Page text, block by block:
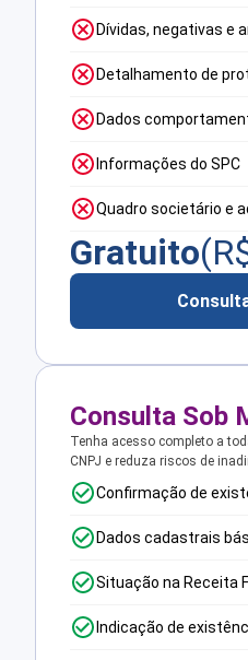
Dívidas, negativas e
Detalhamento de
Dados
Informações do SPC
Quadro societário e
Gratuito
Consulta Sob
Tenha acesso completo a
CNPJ e reduza riscos de
Confirmação de
Dados cadastrais
Situação na Receita
Indicação de